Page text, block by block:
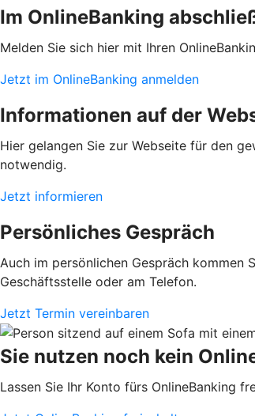
Im OnlineBanking
Melden Sie sich hier mit Ihren
Jetzt im OnlineBanking anmelden
Informationen auf der
Hier gelangen Sie zur Webseite für den
notwendig.
Jetzt informieren
Persönliches Gespräch
Auch im persönlichen Gespräch kommen
Geschäftsstelle oder am Telefon.
Jetzt Termin vereinbaren
Sie nutzen noch kein
Lassen Sie Ihr Konto fürs OnlineBanking